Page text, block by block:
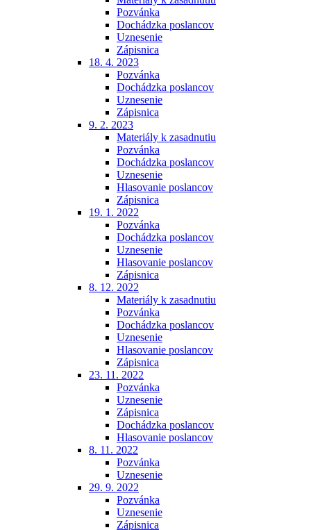
Pozvánka
Dochádzka poslancov
Uznesenie
Zápisnica
18. 4. 2023
Pozvánka
Dochádzka poslancov
Uznesenie
Zápisnica
9. 2. 2023
Materiály k zasadnutiu
Pozvánka
Dochádzka poslancov
Uznesenie
Hlasovanie poslancov
Zápisnica
19. 1. 2022
Pozvánka
Dochádzka poslancov
Uznesenie
Hlasovanie poslancov
Zápisnica
8. 12. 2022
Materiály k zasadnutiu
Pozvánka
Dochádzka poslancov
Uznesenie
Hlasovanie poslancov
Zápisnica
23. 11. 2022
Pozvánka
Uznesenie
Zápisnica
Dochádzka poslancov
Hlasovanie poslancov
8. 11. 2022
Pozvánka
Uznesenie
29. 9. 2022
Pozvánka
Uznesenie
Zápisnica